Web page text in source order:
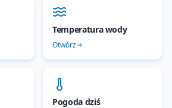
Temperatura wody
Otwórz
Pogoda dziś